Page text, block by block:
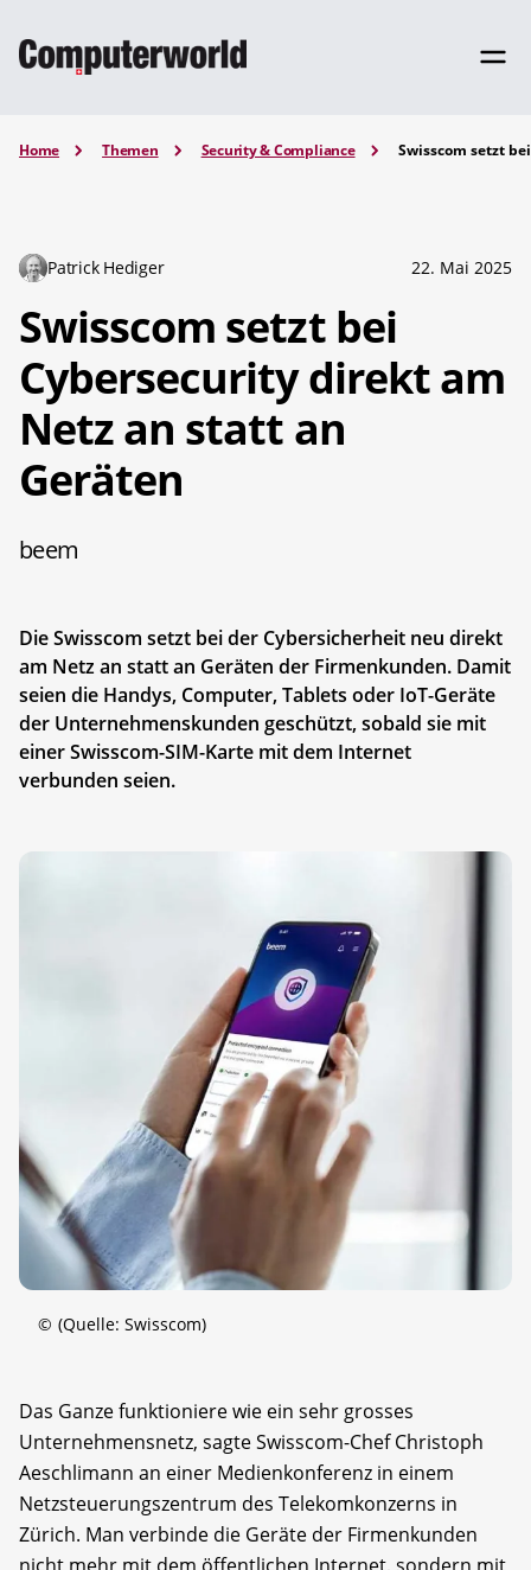
Home Themen Security & Compliance Swisscom setzt
Patrick Hediger 22. Mai 2025
Swisscom setzt bei
Cybersecurity direkt am
Netz an statt an
Geräten
beem
Die Swisscom setzt bei der Cybersicherheit neu direkt
am Netz an statt an Geräten der Firmenkunden. Damit
seien die Handys, Computer, Tablets oder IoT-Geräte
der Unternehmenskunden geschützt, sobald sie mit
einer Swisscom-SIM-Karte mit dem Internet
verbunden seien.
© (Quelle: Swisscom)
Das Ganze funktioniere wie ein sehr grosses
Unternehmensnetz, sagte Swisscom-Chef Christoph
Aeschlimann an einer Medienkonferenz in einem
Netzsteuerungszentrum des Telekomkonzerns in
Zürich. Man verbinde die Geräte der Firmenkunden